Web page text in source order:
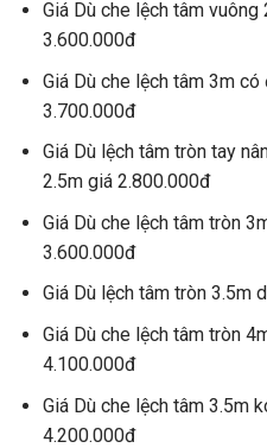
Giá Dù che lệch tâm
3.600.000đ
Giá Dù che lệch tâm 3m
3.700.000đ
Giá Dù lệch tâm tròn tay
2.5m giá 2.800.000đ
Giá Dù che lệch tâm tròn
3.600.000đ
Giá Dù lệch tâm tròn 3.5m
Giá Dù che lệch tâm tròn
4.100.000đ
Giá Dù che lệch tâm 3.5m
4.200.000đ